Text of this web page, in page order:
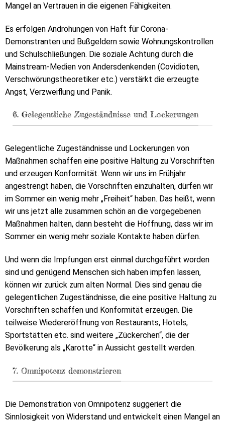
Mangel an Vertrauen in die eigenen Fähigkeiten.
Es erfolgen Androhungen von Haft für Corona-
Demonstranten und Bußgeldern sowie Wohnungskontrollen
und Schulschließungen. Die soziale Ächtung durch die
Mainstream-Medien von Andersdenkenden (Covidioten,
Verschwörungstheoretiker etc.) verstärkt die erzeugte
Angst, Verzweiflung und Panik.
6. Gelegentliche Zugeständnisse und Lockerungen
Gelegentliche Zugeständnisse und Lockerungen von
Maßnahmen schaffen eine positive Haltung zu Vorschriften
und erzeugen Konformität. Wenn wir uns im Frühjahr
angestrengt haben, die Vorschriften einzuhalten, dürfen wir
im Sommer ein wenig mehr „Freiheit“ haben. Das heißt, wenn
wir uns jetzt alle zusammen schön an die vorgegebenen
Maßnahmen halten, dann besteht die Hoffnung, dass wir im
Sommer ein wenig mehr soziale Kontakte haben dürfen.
Und wenn die Impfungen erst einmal durchgeführt worden
sind und genügend Menschen sich haben impfen lassen,
können wir zurück zum alten Normal. Dies sind genau die
gelegentlichen Zugeständnisse, die eine positive Haltung zu
Vorschriften schaffen und Konformität erzeugen. Die
teilweise Wiedereröffnung von Restaurants, Hotels,
Sportstätten etc. sind weitere „Zückerchen“, die der
Bevölkerung als „Karotte“ in Aussicht gestellt werden.
7. Omnipotenz demonstrieren
Die Demonstration von Omnipotenz suggeriert die
Sinnlosigkeit von Widerstand und entwickelt einen Mangel an